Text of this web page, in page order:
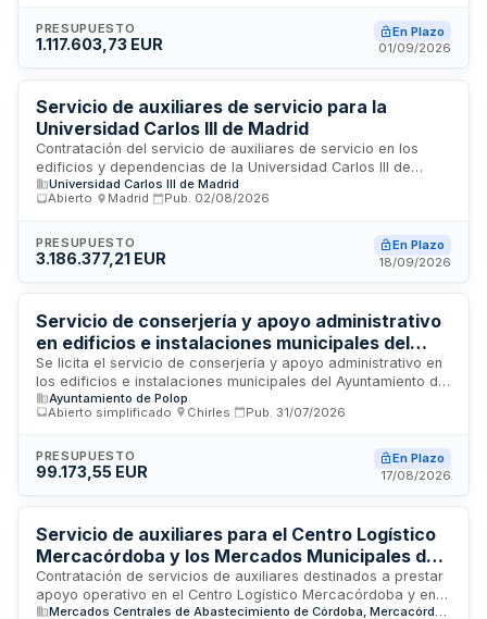
municipales. El contrato incluye la designación de un
coordinador de trabajos y contempla prestaciones directas
anualidades según lo establecido en el presupuesto
municipal.
PRESUPUESTO
1.117.603,73 EUR
En Plazo
01/09/2026
Servicio de auxiliares de servicio para la
Universidad Carlos III de Madrid
Contratación del servicio de auxiliares de servicio en los
edificios y dependencias de la Universidad Carlos III de
Madrid. El servicio comprende tareas de limpieza,
mantenimiento y apoyo general en los campus y centros de
prestar el servicio conforme a los requisitos técnicos y
administrativos establecidos en los pliegos, garantizando la
supervisión continua.
Universidad Carlos III de Madrid
Abierto
Madrid Pub. 02/08/2026
PRESUPUESTO
3.186.377,21 EUR
En Plazo
18/09/2026
Servicio de conserjería y apoyo administrativo
en edificios e instalaciones municipales del
Ayuntamiento de Polop de la Marina
Se licita el servicio de conserjería y apoyo administrativo en
los edificios e instalaciones municipales del Ayuntamiento de
Polop de la Marina. El servicio comprende la prestación de
un puesto de conserje y otro de auxiliar administrativo,
de accesos, atención básica al público, apoyo logístico a la
actividad municipal y apoyo administrativo elemental. El
Municipal, Polideportivo, Edificio Multiusos, Complejo Piscina,
Centros Sociales y otras dependencias de titularidad
municipal según la programación del Ayuntamiento.
Ayuntamiento de Polop
Abierto simplificado
Chirles Pub. 31/07/2026
PRESUPUESTO
99.173,55 EUR
En Plazo
17/08/2026
Servicio de auxiliares para el Centro Logístico
Mercacórdoba y los Mercados Municipales de
Córdoba
Contratación de servicios de auxiliares destinados a prestar
apoyo operativo en el Centro Logístico Mercacórdoba y en
los Mercados Municipales de Córdoba. El servicio
Mercados Centrales de Abastecimiento de Córdoba, Mercacórdoba, S.A.